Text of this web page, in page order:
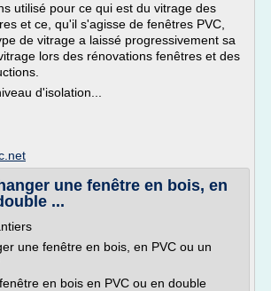
utilisé pour ce qui est du vitrage des
et ce, qu'il s'agisse de fenêtres PVC,
de vitrage a laissé progressivement sa
lors des rénovations fenêtres et des
d'isolation...
une fenêtre en bois, en
...
une fenêtre en bois, en PVC ou un
en bois en PVC ou en double